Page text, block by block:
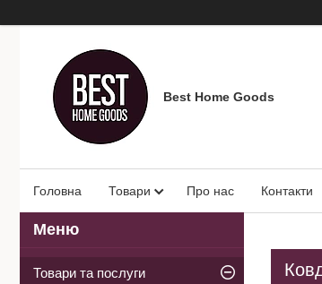
Best Home Goods
Головна Товари Про нас Контакти
Товари та послуги